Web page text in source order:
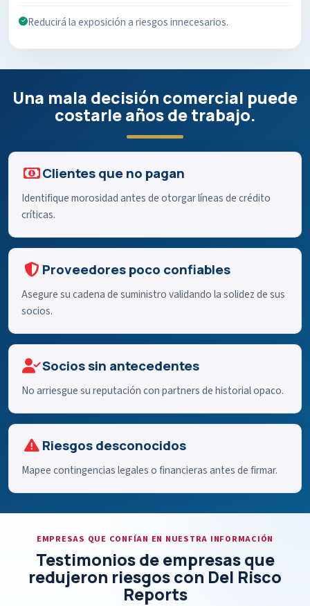
Reducirá la exposición a riesgos innecesarios.
Una mala decisión comercial puede
costarle años de trabajo.
Clientes que no pagan
Identifique morosidad antes de otorgar líneas de crédito
críticas.
Proveedores poco confiables
Asegure su cadena de suministro validando la solidez de sus
socios.
Socios sin antecedentes
No arriesgue su reputación con partners de historial opaco.
Riesgos desconocidos
Mapee contingencias legales o financieras antes de firmar.
EMPRESAS QUE CONFÍAN EN NUESTRA INFORMACIÓN
Testimonios de empresas que
redujeron riesgos con Del Risco
Reports